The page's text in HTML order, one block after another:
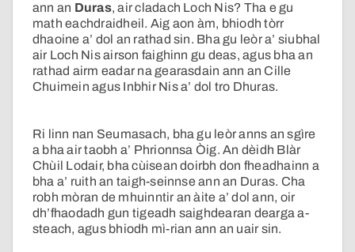
ann an Duras, air cladach Loch Nis? Tha e gu
math eachdraidheil. Aig aon àm, bhiodh tòrr
dhaoine a’ dol an rathad sin. Bha gu leòr a’ siubhal
air Loch Nis airson faighinn gu deas, agus bha an
rathad airm eadar na gearasdain ann an Cille
Chuimein agus Inbhir Nis a’ dol tro Dhuras.
Ri linn nan Seumasach, bha gu leòr anns an sgìre
a bha air taobh a’ Phrionnsa Òig. An dèidh Blàr
Chùil Lodair, bha cùisean doirbh don fheadhainn a
bha a’ ruith an taigh-seinnse ann an Duras. Cha
robh mòran de mhuinntir an àite a’ dol ann, oir
dh’fhaodadh gun tigeadh saighdearan dearga a-
steach, agus bhiodh mì-rian ann an uair sin.